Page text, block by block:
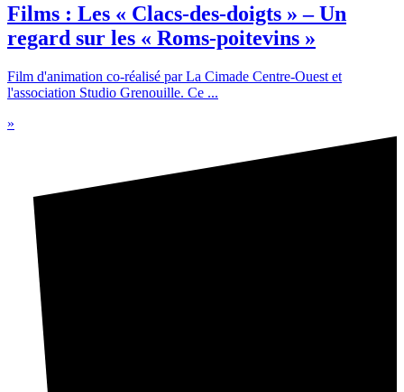
Films : Les « Clacs-des-doigts » – Un
regard sur les « Roms-poitevins »
Film d'animation co-réalisé par La Cimade Centre-Ouest et
l'association Studio Grenouille. Ce ...
»